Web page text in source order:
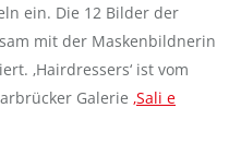
ein. Die 12 Bilder der
mit der Maskenbildnerin
‚Hairdressers‘ ist vom
Galerie ‚Sali e